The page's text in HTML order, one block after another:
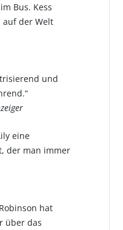
Bus. Kess
der Welt
und
eine
der man immer
hat
über das